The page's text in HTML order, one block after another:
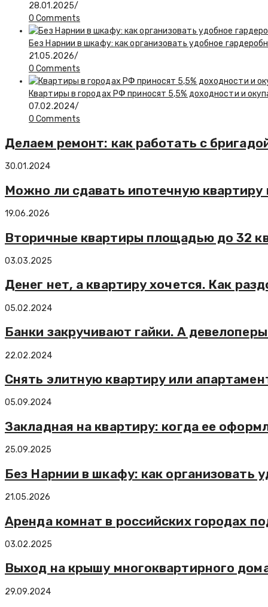
28.01.2025/
0 Comments
Без Нарнии в шкафу: как организовать удобное
21.05.2026/
0 Comments
Квартиры в городах РФ приносят 5,5% доходности и
07.02.2024/
0 Comments
Делаем ремонт: как работать с
30.01.2024
Можно ли сдавать ипотечную квартиру
19.06.2026
Вторичные квартиры площадью до 32
03.03.2025
Денег нет, а квартиру хочется. Как
05.02.2024
Банки закручивают гайки. А
22.02.2024
Снять элитную квартиру или
05.09.2024
Закладная на квартиру: когда ее
25.09.2025
Без Нарнии в шкафу: как организовать
21.05.2026
Аренда комнат в российских городах
03.02.2025
Выход на крышу многоквартирного
29.09.2024